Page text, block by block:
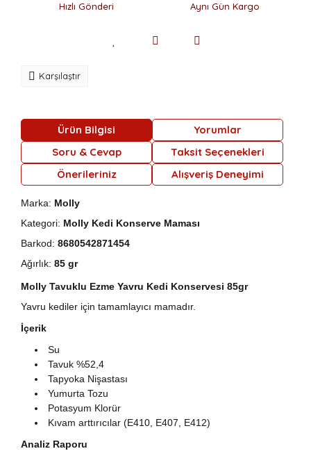
Hızlı Gönderi Aynı Gün Kargo
Karşılaştır
Ürün Bilgisi
Yorumlar
Soru & Cevap
Taksit Seçenekleri
Önerileriniz
Alışveriş Deneyimi
Marka: Molly
Kategori: Molly Kedi Konserve Maması
Barkod: 8680542871454
Ağırlık: 85 gr
Molly Tavuklu Ezme Yavru Kedi Konservesi 85gr
Yavru kediler için tamamlayıcı mamadır.
İçerik
Su
Tavuk %52,4
Tapyoka Nişastası
Yumurta Tozu
Potasyum Klorür
Kıvam arttırıcılar (E410, E407, E412)
Analiz Raporu